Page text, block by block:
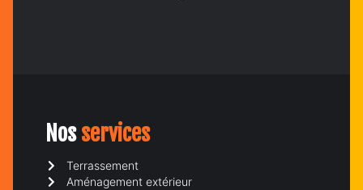
Nosservices
Terrassement
Aménagement extérieur